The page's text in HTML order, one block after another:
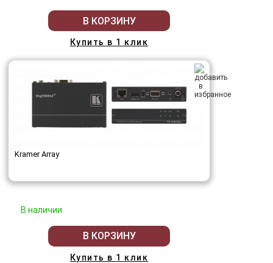
В КОРЗИНУ
Купить в 1 клик
Kramer Array
В наличии
В КОРЗИНУ
Купить в 1 клик